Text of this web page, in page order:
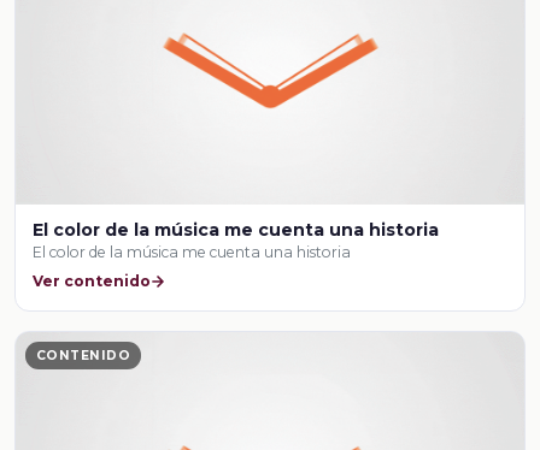
El color de la música me cuenta una historia
El color de la música me cuenta una historia
Ver contenido
CONTENIDO